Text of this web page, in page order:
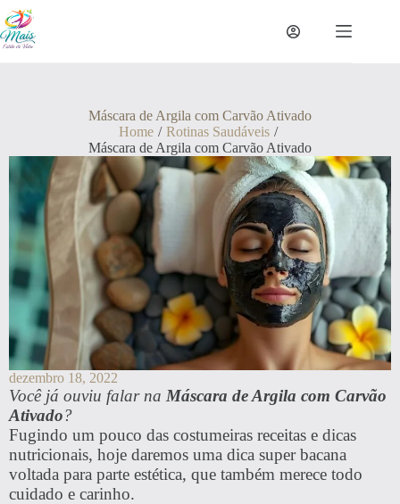
Máscara de Argila com Carvão Ativado
Home / Rotinas Saudáveis /
Máscara de Argila com Carvão Ativado
dezembro 18, 2022
Você já ouviu falar na Máscara de Argila com Carvão
Ativado?
Fugindo um pouco das costumeiras receitas e dicas
nutricionais, hoje daremos uma dica super bacana
voltada para parte estética, que também merece todo
cuidado e carinho.